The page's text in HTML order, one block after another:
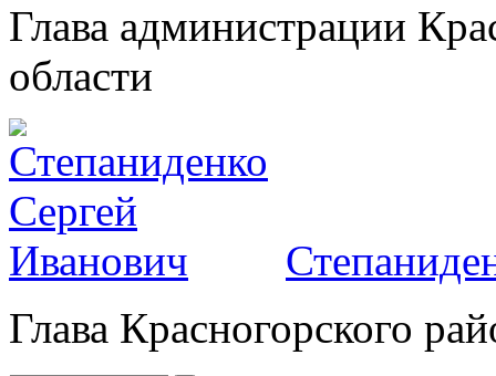
Глава администрации
области
Глава Красногорского